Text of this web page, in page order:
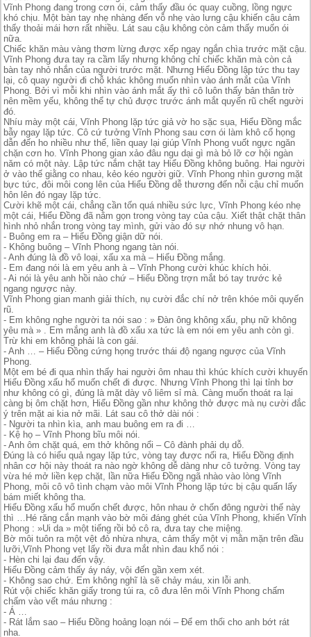
Vĩnh Phong đang trong cơn ói, cảm thấy đầu óc quay cuồng, lồng ngực
khó chịu. Một bàn tay nhẹ nhàng đến vỗ nhẹ vào lưng cậu khiến cậu cảm
thấy thoải mái hơn rất nhiều. Lát sau cậu không còn cảm thấy muốn ói
nữa.
Chiếc khăn màu vàng thơm lừng được xếp ngay ngắn chìa trước mặt cậu.
Vĩnh Phong đưa tay ra cầm lấy nhưng không chỉ chiếc khăn mà còn cả
bàn tay nhỏ nhắn của người trước mặt. Nhưng Hiểu Đồng lập tức thu tay
lại, cô quay người đi chỗ khác không muốn nhìn vào ánh mắt của Vĩnh
Phong. Bởi vì mỗi khi nhìn vào ánh mắt ấy thì cô luôn thấy bản thân trờ
nên mềm yếu, không thể tự chủ được trước ánh mắt quyến rũ chết người
đó.
Nhíu mày một cái, Vĩnh Phong lặp tức giả vờ ho sặc sụa, Hiểu Đồng mắc
bẫy ngay lặp tức. Cô cứ tưởng Vĩnh Phong sau cơn ói làm khô cổ họng
dẫn đến ho nhiều như thế, liền quay lại giúp Vĩnh Phong vuốt ngực ngăn
chặn cơn ho. Vĩnh Phong gian xảo đâu ngu dại gì mà bỏ lỡ cơ hội ngàn
năm có một này. Lập tức nắm chặt tay Hiểu Đồng không buông. Hai người
ở vào thế giằng co nhau, kẻo kéo người giữ. Vĩnh Phong nhìn gương mặt
bực tức, đôi môi cong lên của Hiểu Đồng dễ thương đến nỗi cậu chỉ muốn
hôn lên đó ngay lặp tức.
Cười khẽ một cái, chẳng cần tốn quá nhiều sức lực, Vĩnh Phong kéo nhẹ
một cái, Hiểu Đồng đã nằm gọn trong vòng tay của cậu. Xiết thật chặt thân
hình nhỏ nhắn trong vòng tay mình, gửi vào đó sự nhớ nhung vô hạn.
- Buông em ra – Hiểu Đồng giận dữ nói.
- Không buông – Vĩnh Phong ngang tàn nói.
- Anh đúng là đồ vô loại, xấu xa mà – Hiểu Đồng mắng.
- Em đang nói là em yêu anh à – Vĩnh Phong cười khúc khích hỏi.
- Ai nói là yêu anh hồi nào chứ – Hiểu Đồng trợn mắt bó tay trước kẻ
ngang ngược này.
Vĩnh Phong gian manh giải thích, nụ cười đắc chí nở trên khóe môi quyến
rũ.
- Em không nghe người ta nói sao : » Đàn ông không xấu, phụ nữ không
yêu mà » . Em mắng anh là đồ xấu xa tức là em nói em yêu anh còn gì.
Trừ khi em không phải là con gái.
- Anh … – Hiểu Đồng cứng họng trước thái độ ngang ngược của Vĩnh
Phong.
Một em bé đi qua nhìn thấy hai người ôm nhau thì khúc khích cười khuyến
Hiểu Đồng xấu hổ muốn chết đi được. Nhưng Vĩnh Phong thì lại tỉnh bơ
như không có gì, đúng là mặt dày vô liêm sỉ mà. Càng muốn thoát ra lại
càng bị ôm chặt hơn, Hiểu Đồng gần như không thở được mà nụ cười đắc
ý trên mặt ai kia nở mãi. Lát sau cô thở dài nói :
- Người ta nhìn kìa, anh mau buông em ra đi …
- Kệ họ – Vĩnh Phong bĩu môi nói.
- Anh ôm chặt quá, em thở không nổi – Cô đành phải dụ dỗ.
Đúng là có hiểu quả ngay lặp tức, vòng tay được nối ra, Hiểu Đồng định
nhân cơ hội này thoát ra nào ngờ không dễ dàng như cô tưởng. Vòng tay
vừa hé mở liền kẹp chặt, lần nữa Hiểu Đồng ngã nhào vào lòng Vĩnh
Phong, môi cô vô tình chạm vào môi Vĩnh Phong lặp tức bị cậu quấn lấy
bám miết không tha.
Hiểu Đồng xấu hổ muốn chết được, hôn nhau ở chốn đông người thế này
thì …Hé răng cắn mạnh vào bờ môi đáng ghét của Vĩnh Phong, khiến Vĩnh
Phong : »Ui da » một tiếng rồi bỏ cô ra, đưa tay che miệng.
Bờ môi tuôn ra một vệt đỏ nhừa nhựa, cảm thấy một vị mằn mặn trên đầu
lưỡi,Vĩnh Phong vẹt lấy rồi đưa mắt nhìn đau khổ nói :
- Hèn chi lại đau đến vậy.
Hiểu Đồng cảm thấy áy náy, vội đến gần xem xét.
- Không sao chứ. Em không nghĩ là sẽ chảy máu, xin lỗi anh.
Rút vội chiếc khăn giấy trong túi ra, cô đưa lên môi Vĩnh Phong chấm
chấm vào vết máu nhưng :
- Á …
- Rát lắm sao – Hiểu Đồng hoảng loạn nói – Để em thổi cho anh bớt rát
nha.